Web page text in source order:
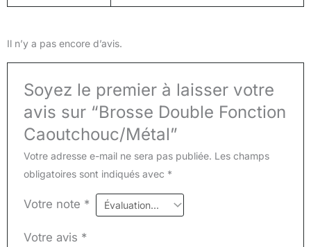
Il n’y a pas encore d’avis.
Soyez le premier à laisser votre
avis sur “Brosse Double Fonction
Caoutchouc/Métal”
Votre adresse e-mail ne sera pas publiée. Les champs
obligatoires sont indiqués avec *
Votre note *
Votre avis *